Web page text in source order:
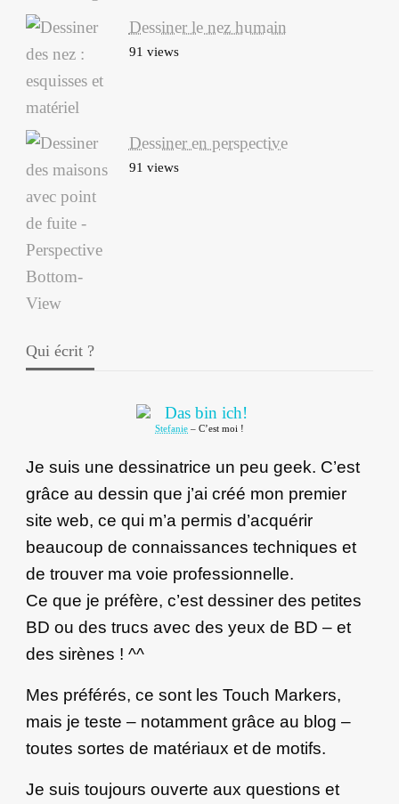
Dessiner le nez humain
91 views
Dessiner en perspective
91 views
Qui écrit ?
Stefanie – C’est moi !
Je suis une dessinatrice un peu geek. C’est
grâce au dessin que j’ai créé mon premier
site web, ce qui m’a permis d’acquérir
beaucoup de connaissances techniques et
de trouver ma voie professionnelle.
Ce que je préfère, c’est dessiner des petites
BD ou des trucs avec des yeux de BD – et
des sirènes ! ^^
Mes préférés, ce sont les Touch Markers,
mais je teste – notamment grâce au blog –
toutes sortes de matériaux et de motifs.
Je suis toujours ouverte aux questions et